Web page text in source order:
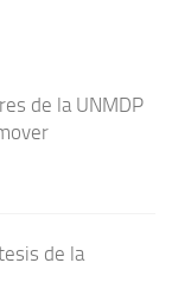
de la UNMDP
de la